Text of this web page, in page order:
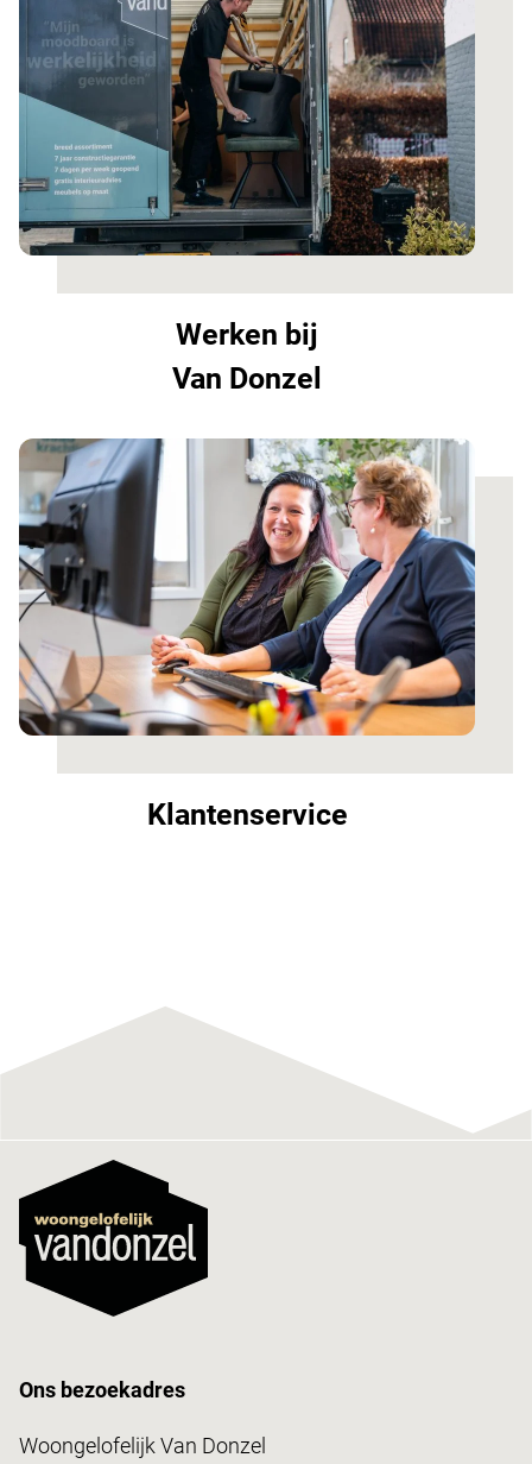
Werken bij
Van Donzel
Klantenservice
Ons bezoekadres
Woongelofelijk Van Donzel